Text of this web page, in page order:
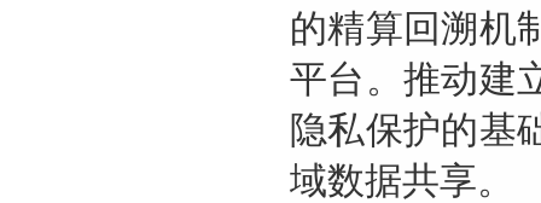
的精算回溯机
平台。推动建
隐私保护的基
域数据共享。